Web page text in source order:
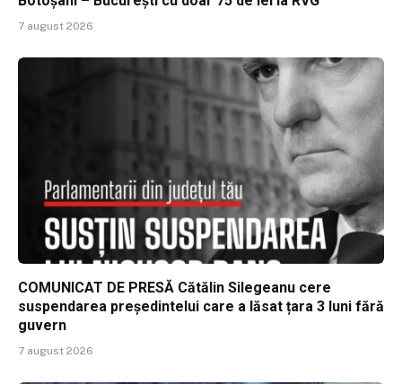
7 august 2026
COMUNICAT DE PRESĂ Cătălin Silegeanu cere
suspendarea președintelui care a lăsat țara 3 luni fără
guvern
7 august 2026